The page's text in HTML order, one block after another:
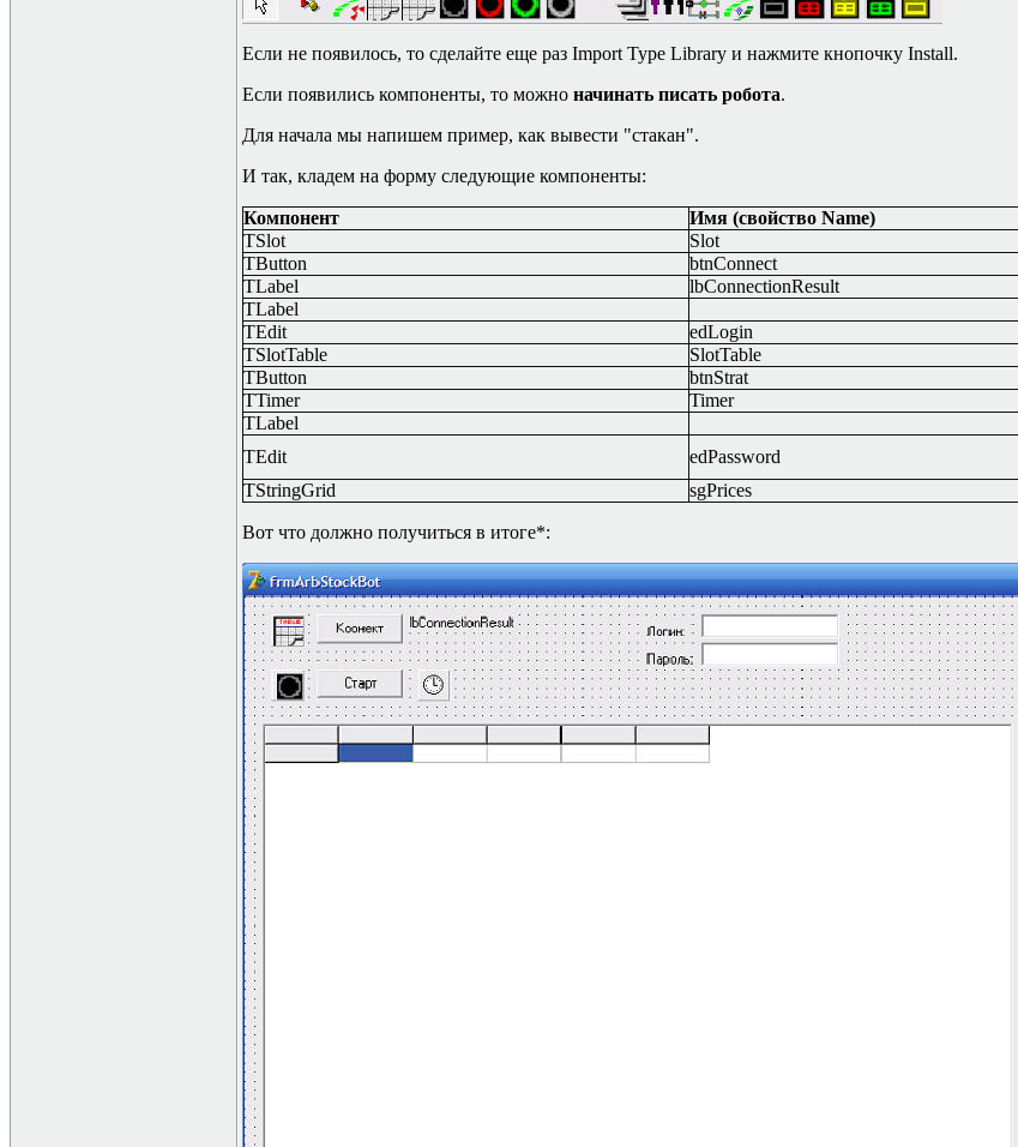
Если не появилось, то сделайте еще раз Import Type Library и нажмите кнопочку Install.
Если появились компоненты, то можно начинать писать робота.
Для начала мы напишем пример, как вывести "стакан".
И так, кладем на форму следующие компоненты:
Компонент Имя (свойство Name)
TSlot
Slot
TButton
btnConnect
TLabel
lbConnectionResult
TLabel
TEdit
edLogin
TSlotTable
SlotTable
TButton
btnStrat
TTimer Timer
TLabel
TEdit
edPassword
TStringGrid
sgPrices
Вот что должно получиться в итоге*: